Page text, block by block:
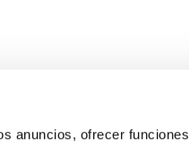
anuncios, ofrecer funciones